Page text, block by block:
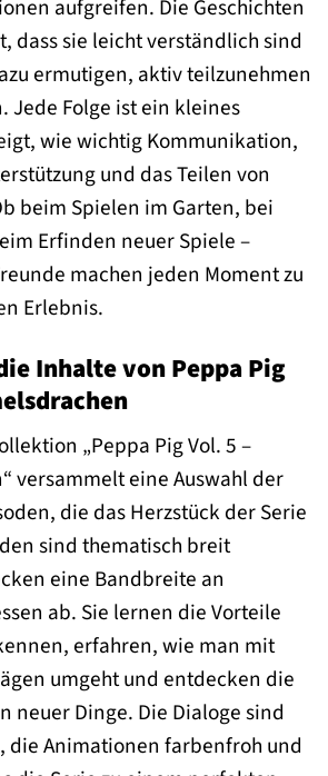
aufgreifen. Die Geschichten
dass sie leicht verständlich sind
ermutigen, aktiv teilzunehmen
Jede Folge ist ein kleines
wie wichtig Kommunikation,
und das Teilen von
beim Spielen im Garten, bei
Erfinden neuer Spiele –
machen jeden Moment zu
Erlebnis.
Inhalte von Peppa Pig
„Peppa Pig Vol. 5 –
versammelt eine Auswahl der
die das Herzstück der Serie
sind thematisch breit
eine Bandbreite an
ab. Sie lernen die Vorteile
erfahren, wie man mit
umgeht und entdecken die
neuer Dinge. Die Dialoge sind
die Animationen farbenfroh und